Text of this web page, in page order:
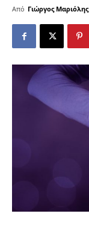
Από Γιώργος Μαριόλης